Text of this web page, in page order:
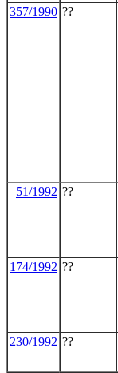
357/1990 ??
51/1992 ??
174/1992 ??
230/1992 ??